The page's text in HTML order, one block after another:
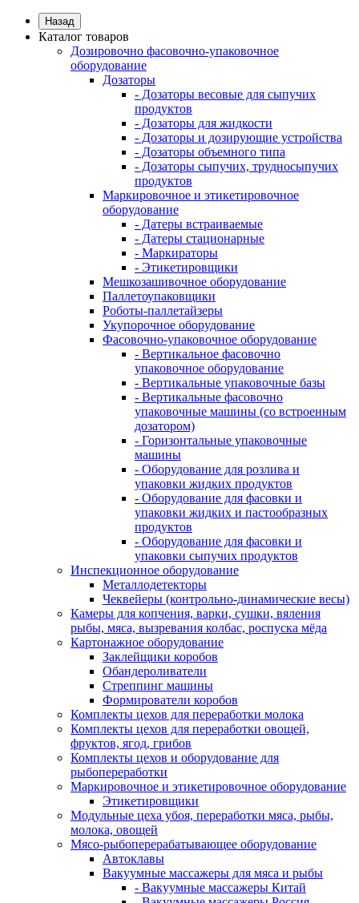
Назад
Каталог товаров
Дозировочно фасовочно-упаковочное
оборудование
Дозаторы
- Дозаторы весовые для сыпучих
продуктов
- Дозаторы для жидкости
- Дозаторы и дозирующие устройства
- Дозаторы объемного типа
- Дозаторы сыпучих, трудносыпучих
продуктов
Маркировочное и этикетировочное
оборудование
- Датеры встраиваемые
- Датеры стационарные
- Маркираторы
- Этикетировщики
Мешкозашивочное оборудование
Паллетоупаковщики
Роботы-паллетайзеры
Укупорочное оборудование
Фасовочно-упаковочное оборудование
- Вертикальное фасовочно
упаковочное оборудование
- Вертикальные упаковочные базы
- Вертикальные фасовочно
упаковочные машины (со встроенным
дозатором)
- Горизонтальные упаковочные
машины
- Оборудование для розлива и
упаковки жидких продуктов
- Оборудование для фасовки и
упаковки жидких и пастообразных
продуктов
- Оборудование для фасовки и
упаковки сыпучих продуктов
Инспекционное оборудование
Металлодетекторы
Чеквейеры (контрольно-динамические весы)
Камеры для копчения, варки, сушки, вяления
рыбы, мяса, вызревания колбас, роспуска мёда
Картонажное оборудование
Заклейщики коробов
Обандероливатели
Стреппинг машины
Формирователи коробов
Комплекты цехов для переработки молока
Комплекты цехов для переработки овощей,
фруктов, ягод, грибов
Комплекты цехов и оборудование для
рыбопереработки
Маркировочное и этикетировочное оборудование
Этикетировщики
Модульные цеха убоя, переработки мяса, рыбы,
молока, овощей
Мясо-рыбоперерабатывающее оборудование
Автоклавы
Вакуумные массажеры для мяса и рыбы
- Вакуумные массажеры Китай